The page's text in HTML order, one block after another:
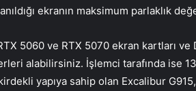
ekranın maksimum parlaklık
5060 ve RTX 5070 ekran kartları ve
alabilirsiniz. İşlemci tarafında ise
yapıya sahip olan Excalibur